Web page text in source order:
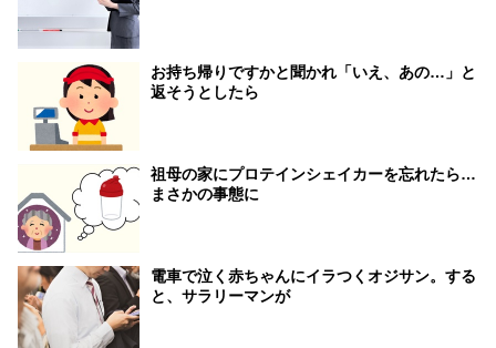
お持ち帰りですかと聞かれ「いえ、あの…」と
返そうとしたら
祖母の家にプロテインシェイカーを忘れたら…
まさかの事態に
電車で泣く赤ちゃんにイラつくオジサン。する
と、サラリーマンが